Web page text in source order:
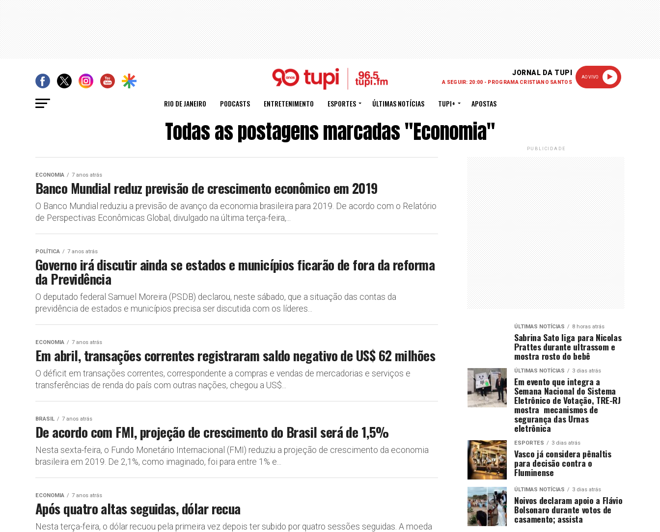
JORNAL DA TUPI
A SEGUIR: 20:00 - PROGRAMA CRISTIANO SANTOS
AO VIVO
RIO DE JANEIRO PODCASTS ENTRETENIMENTO ESPORTES ÚLTIMAS NOTÍCIAS TUPI+ APOSTAS
Todas as postagens marcadas "Economia"
ECONOMIA 7 anos atrás
Banco Mundial reduz previsão de crescimento econômico em 2019
O Banco Mundial reduziu a previsão de avanço da economia brasileira para 2019. De acordo com o Relatório
de Perspectivas Econômicas Global, divulgado na última terça-feira,...
POLÍTICA 7 anos atrás
Governo irá discutir ainda se estados e municípios ficarão de fora da reforma
da Previdência
O deputado federal Samuel Moreira (PSDB) declarou, neste sábado, que a situação das contas da
previdência de estados e municípios precisa ser discutida com os líderes...
ECONOMIA 7 anos atrás
Em abril, transações correntes registraram saldo negativo de US$ 62 milhões
O déficit em transações correntes, correspondente a compras e vendas de mercadorias e serviços e
transferências de renda do país com outras nações, chegou a US$...
BRASIL 7 anos atrás
De acordo com FMI, projeção de crescimento do Brasil será de 1,5%
Nesta sexta-feira, o Fundo Monetário Internacional (FMI) reduziu a projeção de crescimento da economia
brasileira em 2019. De 2,1%, como imaginado, foi para entre 1% e...
ECONOMIA 7 anos atrás
Após quatro altas seguidas, dólar recua
Nesta terça-feira, o dólar recuou pela primeira vez depois ter subido por quatro sessões seguidas. A moeda
PUBLICIDADE
ÚLTIMAS NOTÍCIAS 8 horas atrás
Sabrina Sato liga para Nicolas
Prattes durante ultrassom e
mostra rosto do bebê
ÚLTIMAS NOTÍCIAS 3 dias atrás
Em evento que integra a
Semana Nacional do Sistema
Eletrônico de Votação, TRE-RJ
mostra mecanismos de
segurança das Urnas
eletrônica
ESPORTES 3 dias atrás
Vasco já considera pênaltis
para decisão contra o
Fluminense
ÚLTIMAS NOTÍCIAS 3 dias atrás
Noivos declaram apoio a Flávio
Bolsonaro durante votos de
casamento; assista